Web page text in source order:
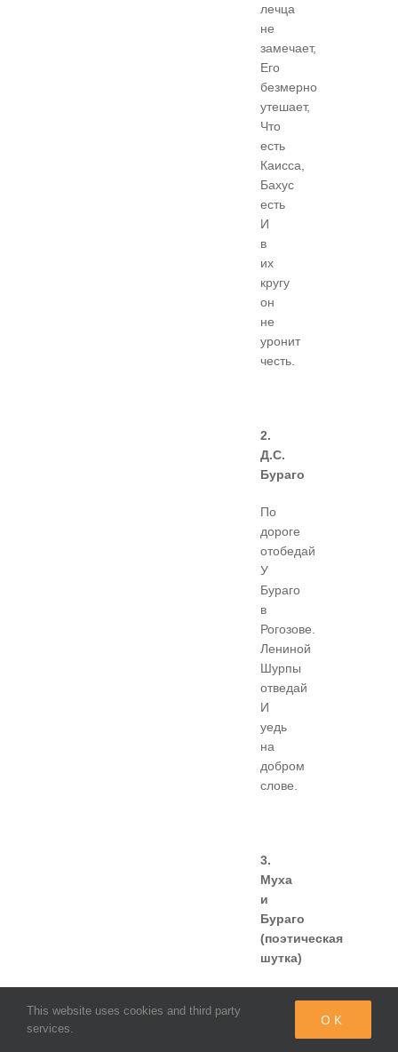
лечца
не
замечает,
Его
безмерно
утешает,
Что
есть
Каисса,
Бахус
есть
И
в
их
кругу
он
не
уронит
честь.
2.
Д.С.
Бураго
По
дороге
отобедай
У
Бураго
в
Рогозове.
Лениной
Шурпы
отведай
И
уедь
на
добром
слове.
3.
Муха
и
Бураго
(поэтическая
шутка)
This website uses cookies and third party
services.
OK